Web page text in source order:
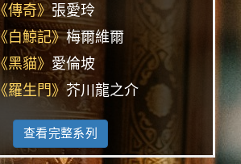
《傳奇》張愛玲
《白鯨記》梅爾維爾
《黑貓》愛倫坡
《羅生門》芥川龍之介
查看完整系列